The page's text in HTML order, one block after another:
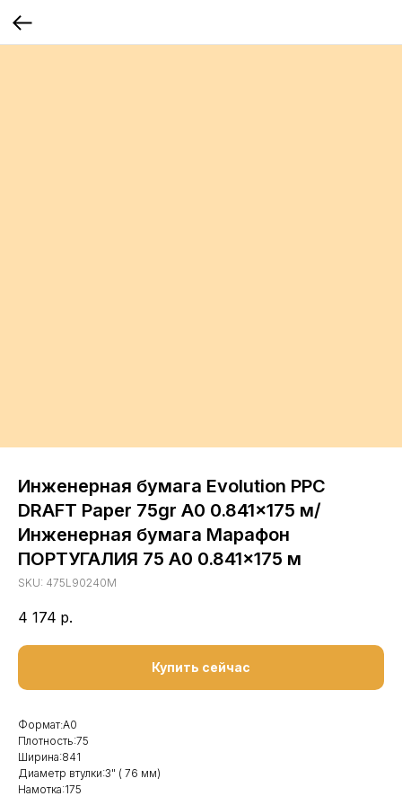
Инженерная бумага Evolution PPC
DRAFT Paper 75gr A0 0.841x175 м/
Инженерная бумага Марафон
ПОРТУГАЛИЯ 75 A0 0.841x175 м
SKU: 475L90240M
4 174 р.
Купить сейчас
Формат:А0
Плотность:75
Ширина:841
Диаметр втулки:3" ( 76 мм)
Намотка:175